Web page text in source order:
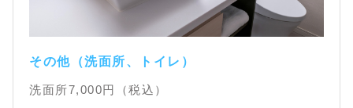
その他（洗面所、トイレ）
洗面所7,000円（税込）